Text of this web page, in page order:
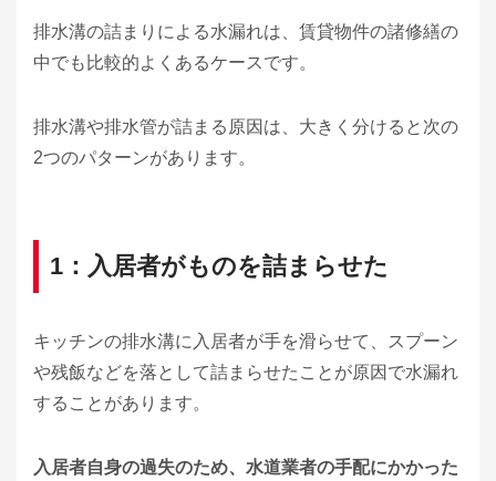
排水溝の詰まりによる水漏れは、賃貸物件の諸修繕の
中でも比較的よくあるケースです。
排水溝や排水管が詰まる原因は、大きく分けると次の
2つのパターンがあります。
1：入居者がものを詰まらせた
キッチンの排水溝に入居者が手を滑らせて、スプーン
や残飯などを落として詰まらせたことが原因で水漏れ
することがあります。
入居者自身の過失のため、水道業者の手配にかかった